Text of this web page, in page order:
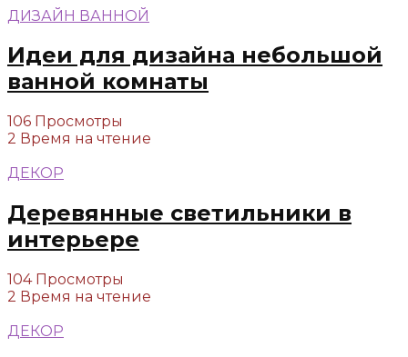
ДИЗАЙН ВАННОЙ
Идеи для дизайна небольшой
ванной комнаты
106 Просмотры
2 Время на чтение
ДЕКОР
Деревянные светильники в
интерьере
104 Просмотры
2 Время на чтение
ДЕКОР